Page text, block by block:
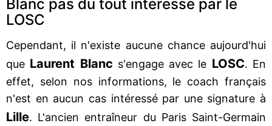
Blanc pas du tout intéressé par le
LOSC
Cependant, il n'existe aucune chance aujourd'hui
que Laurent Blanc s'engage avec le LOSC. En
effet, selon nos informations, le coach français
n'est en aucun cas intéressé par une signature à
Lille. L'ancien entraîneur du Paris Saint-Germain